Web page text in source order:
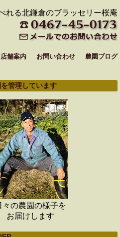
れる北鎌倉のブラッセリー桜庵
農園ブログ
お問い合わせ
店舗案内
管理しています
々の農園の様子を
お届けします